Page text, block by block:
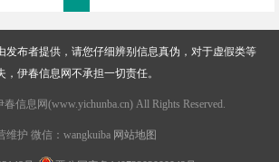
发布者提供，请您仔细辨别信息真伪，对于虚假类等
伊春信息网不承担一切责任。
信息网(www.yichunba.cn) All Rights Reserved.
维护 微信：wangkuiba 网站地图